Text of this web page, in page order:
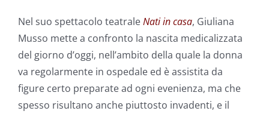
Nel suo spettacolo teatraleNati in casa, Giuliana
Musso mette a confronto la nascita medicalizzata
del giorno d’oggi, nell’ambito della quale la donna
va regolarmente in ospedale ed è assistita da
figure certo preparate ad ogni evenienza, ma che
spesso risultano anche piuttosto invadenti, e il